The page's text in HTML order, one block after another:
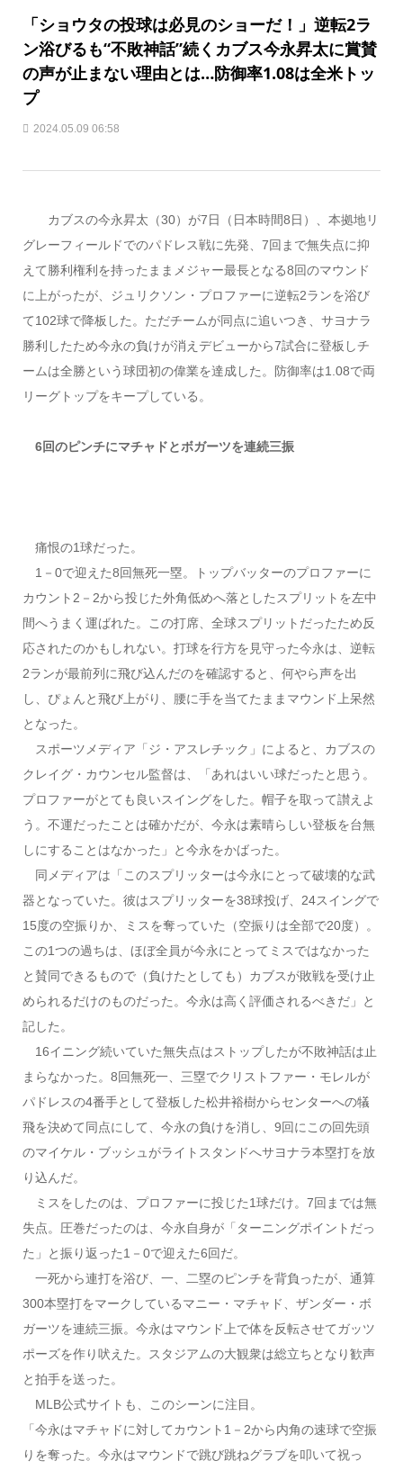
「ショウタの投球は必見のショーだ！」逆転2ラ
ン浴びるも“不敗神話”続くカブス今永昇太に賞賛
の声が止まない理由とは…防御率1.08は全米トッ
プ
2024.05.09 06:58
カブスの今永昇太（30）が7日（日本時間8日）、本拠地リ
グレーフィールドでのパドレス戦に先発、7回まで無失点に抑
えて勝利権利を持ったままメジャー最長となる8回のマウンド
に上がったが、ジュリクソン・プロファーに逆転2ランを浴び
て102球で降板した。ただチームが同点に追いつき、サヨナラ
勝利したため今永の負けが消えデビューから7試合に登板しチ
ームは全勝という球団初の偉業を達成した。防御率は1.08で両
リーグトップをキープしている。
6回のピンチにマチャドとボガーツを連続三振
痛恨の1球だった。
1－0で迎えた8回無死一塁。トップバッターのプロファーに
カウント2－2から投じた外角低めへ落としたスプリットを左中
間へうまく運ばれた。この打席、全球スプリットだったため反
応されたのかもしれない。打球を行方を見守った今永は、逆転
2ランが最前列に飛び込んだのを確認すると、何やら声を出
し、ぴょんと飛び上がり、腰に手を当てたままマウンド上呆然
となった。
スポーツメディア「ジ・アスレチック」によると、カブスの
クレイグ・カウンセル監督は、「あれはいい球だったと思う。
プロファーがとても良いスイングをした。帽子を取って讃えよ
う。不運だったことは確かだが、今永は素晴らしい登板を台無
しにすることはなかった」と今永をかばった。
同メディアは「このスプリッターは今永にとって破壊的な武
器となっていた。彼はスプリッターを38球投げ、24スイングで
15度の空振りか、ミスを奪っていた（空振りは全部で20度）。
この1つの過ちは、ほぼ全員が今永にとってミスではなかった
と賛同できるもので（負けたとしても）カブスが敗戦を受け止
められるだけのものだった。今永は高く評価されるべきだ」と
記した。
16イニング続いていた無失点はストップしたが不敗神話は止
まらなかった。8回無死一、三塁でクリストファー・モレルが
パドレスの4番手として登板した松井裕樹からセンターへの犠
飛を決めて同点にして、今永の負けを消し、9回にこの回先頭
のマイケル・ブッシュがライトスタンドへサヨナラ本塁打を放
り込んだ。
ミスをしたのは、プロファーに投じた1球だけ。7回までは無
失点。圧巻だったのは、今永自身が「ターニングポイントだっ
た」と振り返った1－0で迎えた6回だ。
一死から連打を浴び、一、二塁のピンチを背負ったが、通算
300本塁打をマークしているマニー・マチャド、ザンダー・ボ
ガーツを連続三振。今永はマウンド上で体を反転させてガッツ
ポーズを作り吠えた。スタジアムの大観衆は総立ちとなり歓声
と拍手を送った。
MLB公式サイトも、このシーンに注目。
「今永はマチャドに対してカウント1－2から内角の速球で空振
りを奪った。今永はマウンドで跳び跳ねグラブを叩いて祝っ